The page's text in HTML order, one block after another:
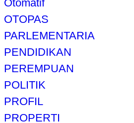
Otomatif
OTOPAS
PARLEMENTARIA
PENDIDIKAN
PEREMPUAN
POLITIK
PROFIL
PROPERTI